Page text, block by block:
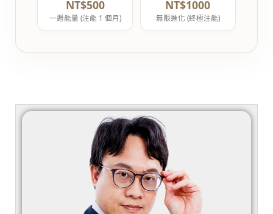
NT$500
一週能量 (注能 1 個月)
NT$1000
無限進化 (終極注能)